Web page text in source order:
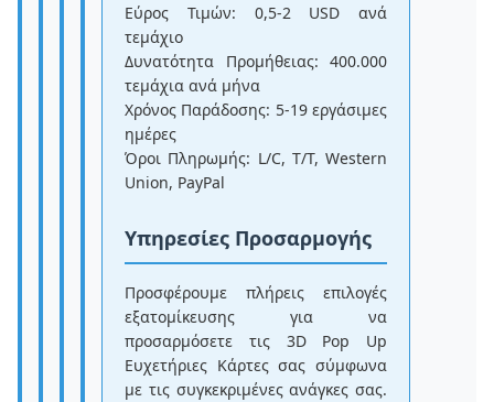
Εύρος Τιμών: 0,5-2 USD ανά
τεμάχιο
Δυνατότητα Προμήθειας: 400.000
τεμάχια ανά μήνα
Χρόνος Παράδοσης: 5-19 εργάσιμες
ημέρες
Όροι Πληρωμής: L/C, T/T, Western
Union, PayPal
Υπηρεσίες Προσαρμογής
Προσφέρουμε πλήρεις επιλογές
εξατομίκευσης για να
προσαρμόσετε τις 3D Pop Up
Ευχετήριες Κάρτες σας σύμφωνα
με τις συγκεκριμένες ανάγκες σας.